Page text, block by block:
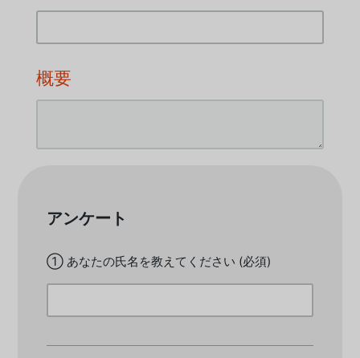
概要
アンケート
① あなたの氏名を教えてください (必須)